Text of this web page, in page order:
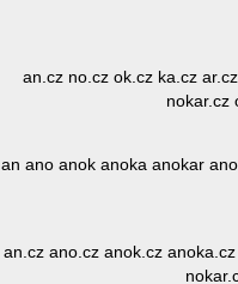
an.cz no.cz ok.cz ka.cz
nokar.cz
an ano anok anoka anokar
an.cz ano.cz anok.cz